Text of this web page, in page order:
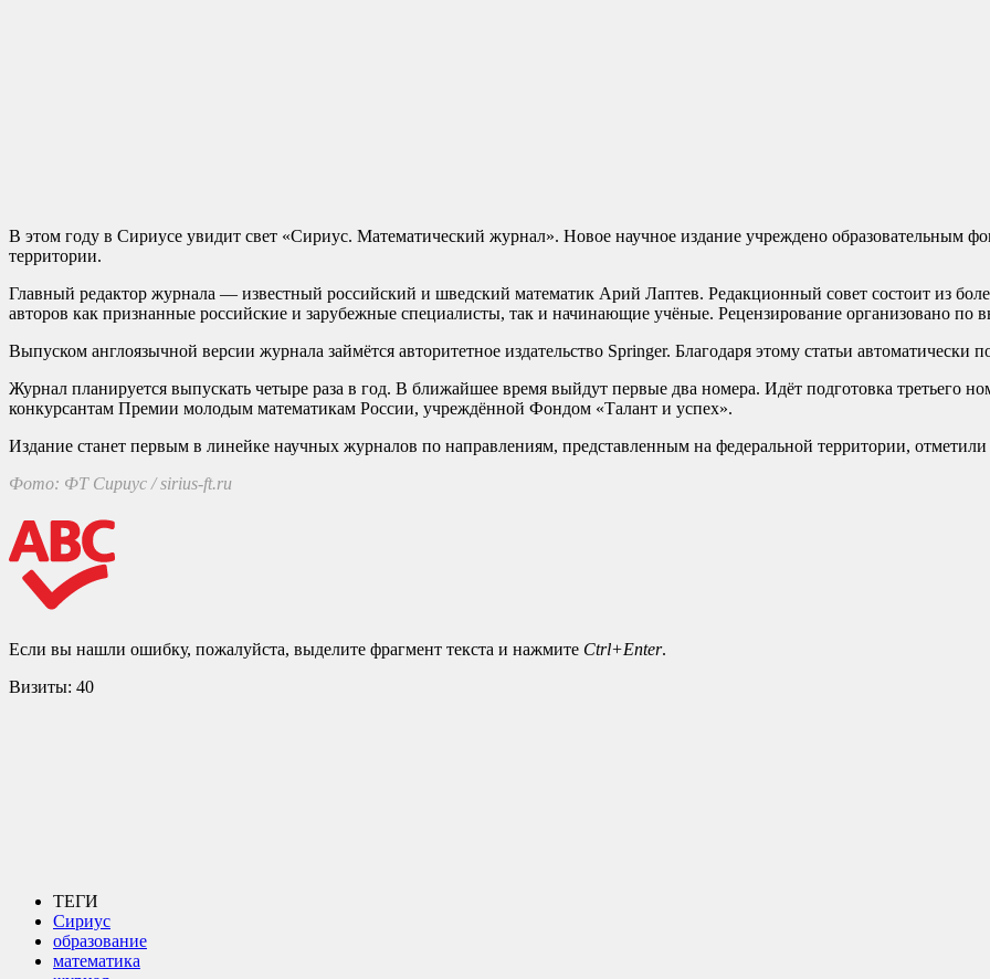
В этом году в Сириусе увидит свет «Сириус. Математический журнал». Новое научное издание учреждено образовательным
территории.
Главный редактор журнала — известный российский и шведский математик Арий Лаптев. Редакционный совет состоит из
авторов как признанные российские и зарубежные специалисты, так и начинающие учёные. Рецензирование организовано
Выпуском англоязычной версии журнала займётся авторитетное издательство Springer. Благодаря этому статьи
Журнал планируется выпускать четыре раза в год. В ближайшее время выйдут первые два номера. Идёт подготовка третьего
конкурсантам Премии молодым математикам России, учреждённой Фондом «Талант и успех».
Издание станет первым в линейке научных журналов по направлениям, представленным на федеральной территории,
Фото: ФТ Сириус / sirius-ft.ru
Если вы нашли ошибку, пожалуйста, выделите фрагмент текста и нажмите Ctrl+Enter.
Визиты: 40
ТЕГИ
Сириус
образование
математика